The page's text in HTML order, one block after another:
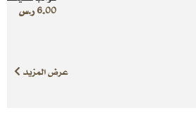
6.00ر.س
عرض المزيد